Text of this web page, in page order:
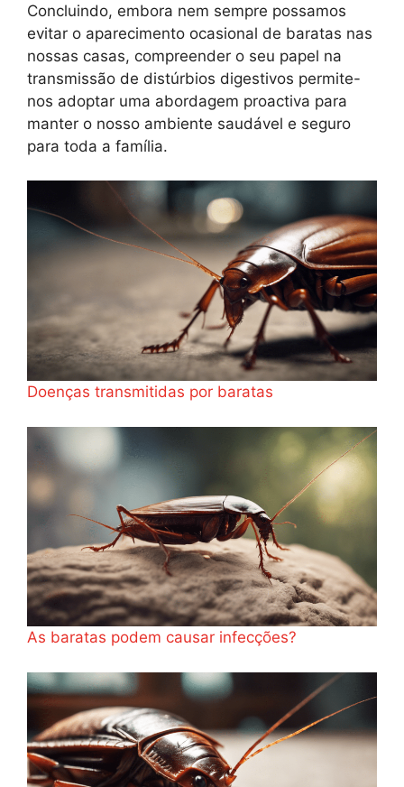
Concluindo, embora nem sempre possamos
evitar o aparecimento ocasional de baratas nas
nossas casas, compreender o seu papel na
transmissão de distúrbios digestivos permite-
nos adoptar uma abordagem proactiva para
manter o nosso ambiente saudável e seguro
para toda a família.
Doenças transmitidas por baratas
As baratas podem causar infecções?